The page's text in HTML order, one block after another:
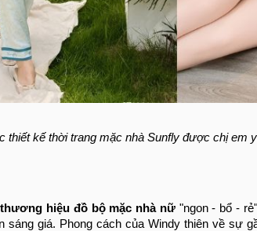
thiết kế thời trang mặc nhà Sunfly được chị em
thương hiệu đồ bộ mặc nhà nữ "ngon - bổ -
sáng giá. Phong cách của Windy thiên về sự